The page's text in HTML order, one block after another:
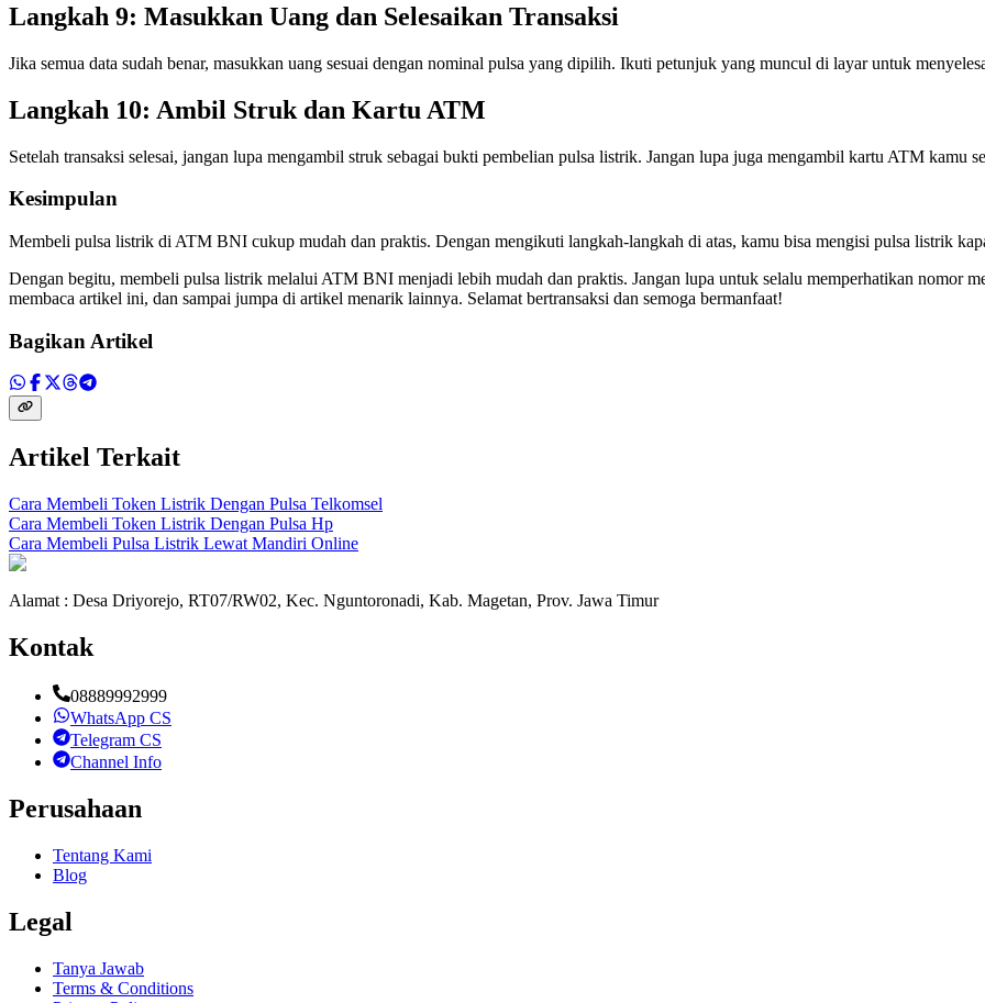
Langkah 9: Masukkan Uang dan Selesaikan Transaksi
Jika semua data sudah benar, masukkan uang sesuai dengan nominal pulsa yang dipilih. Ikuti petunjuk yang muncul di layar untuk
Langkah 10: Ambil Struk dan Kartu ATM
Setelah transaksi selesai, jangan lupa mengambil struk sebagai bukti pembelian pulsa listrik. Jangan lupa juga mengambil kartu ATM kamu
Kesimpulan
Membeli pulsa listrik di ATM BNI cukup mudah dan praktis. Dengan mengikuti langkah-langkah di atas, kamu bisa mengisi pulsa listrik
Dengan begitu, membeli pulsa listrik melalui ATM BNI menjadi lebih mudah dan praktis. Jangan lupa untuk selalu memperhatikan nomor
membaca artikel ini, dan sampai jumpa di artikel menarik lainnya. Selamat bertransaksi dan semoga bermanfaat!
Bagikan Artikel
Artikel Terkait
Cara Membeli Token Listrik Dengan Pulsa Telkomsel
Cara Membeli Token Listrik Dengan Pulsa Hp
Cara Membeli Pulsa Listrik Lewat Mandiri Online
Alamat : Desa Driyorejo, RT07/RW02, Kec. Nguntoronadi, Kab. Magetan, Prov. Jawa Timur
Kontak
08889992999
WhatsApp CS
Telegram CS
Channel Info
Perusahaan
Tentang Kami
Blog
Legal
Tanya Jawab
Terms & Conditions